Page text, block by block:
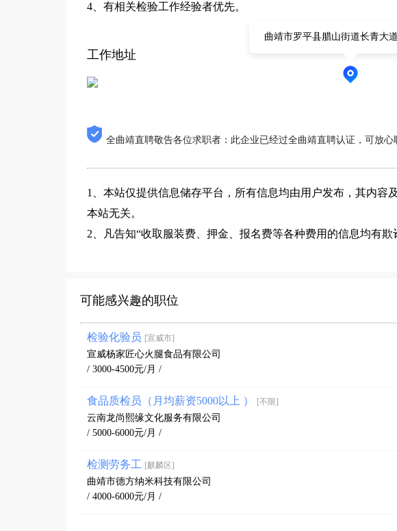
4、有相关检验工作经验者优先。
工作地址
曲靖市罗平县腊山街道长青大
全曲靖直聘敬告各位求职者：此企业已经过全曲靖直聘认证，可放心
1、本站仅提供信息储存平台，所有信息均由用户发布，其内容
本站无关。
2、凡告知“收取服装费、押金、报名费等各种费用的信息均有欺
可能感兴趣的职位
检验化验员 [宣威市]
宣威杨家匠心火腿食品有限公司
/ 3000-4500元/月 /
食品质检员（月均薪资5000以上 ） [不限]
云南龙尚熙缘文化服务有限公司
/ 5000-6000元/月 /
检测劳务工 [麒麟区]
曲靖市德方纳米科技有限公司
/ 4000-6000元/月 /